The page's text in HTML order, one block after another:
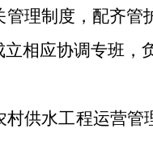
理制度，配齐管
相应协调专班，
村供水工程运营管